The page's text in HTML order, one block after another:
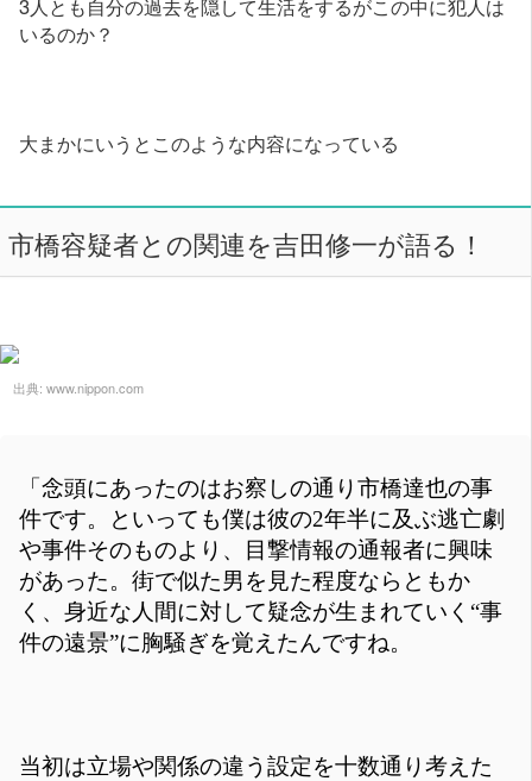
3人とも自分の過去を隠して生活をするがこの中に犯人は
いるのか？
大まかにいうとこのような内容になっている
市橋容疑者との関連を吉田修一が語る！
出典: www.nippon.com
「念頭にあったのはお察しの通り市橋達也の事
件です。といっても僕は彼の2年半に及ぶ逃亡劇
や事件そのものより、目撃情報の通報者に興味
があった。街で似た男を見た程度ならともか
く、身近な人間に対して疑念が生まれていく“事
件の遠景”に胸騒ぎを覚えたんですね。
当初は立場や関係の違う設定を十数通り考えた